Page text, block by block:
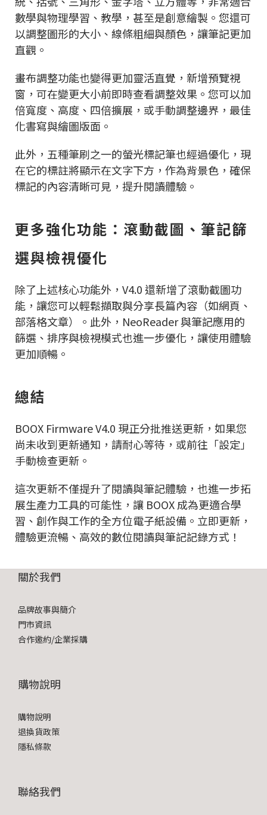
數學與物理學習、教學，甚至是創意繪製。您還可
以調整圖形的大小、線條粗細與顏色，讓筆記更加
直觀。
畫布調整功能也變得更加靈活直覺，新增預覽視
窗，可在變更大小前即時查看調整效果。您可以加
倍寬度、高度、四倍擴展，或手動調整邊界，最佳
化書寫與繪圖版面。
此外，五種筆刷之一的螢光標記筆也經過優化，現
在它的標註將顯示在文字下方，作為背景色，確保
標記的內容清晰可見，提升閱讀體驗。
更多強化功能：滾動截圖、筆記篩
選與檢視優化
除了上述核心功能外，V4.0 還新增了滾動截圖功
能，讓您可以輕鬆擷取與分享長篇內容（如網頁、
部落格文章）。此外，NeoReader 與筆記應用的
篩選、排序與檢視模式也進一步優化，讓使用體驗
更加順暢。
總結
BOOX Firmware V4.0 現正分批推送更新，如果您
尚未收到更新通知，請耐心等待，或前往「設定」
手動檢查更新。
這次更新不僅提升了閱讀與筆記體驗，也進一步拓
展生產力工具的可能性，讓 BOOX 成為更適合學
習、創作與工作的全方位電子紙設備。立即更新，
體驗更流暢、高效的數位閱讀與筆記記錄方式！
關於我們
品牌故事與簡介
門市資訊
合作邀約/企業採購
購物說明
購物說明
退換貨政策
隱私條款
聯絡我們